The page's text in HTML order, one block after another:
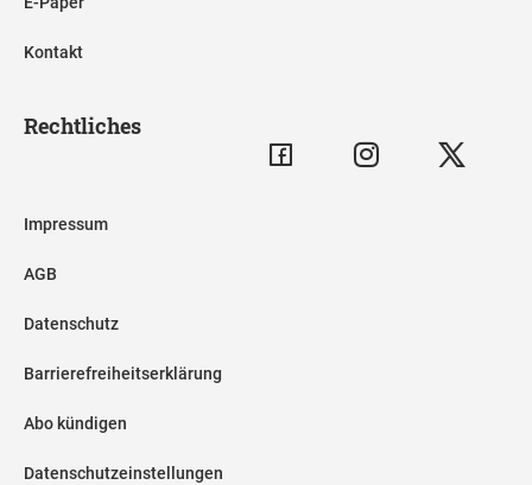
Kontakt
Rechtliches
Impressum
AGB
Datenschutz
Barrierefreiheitserklärung
Abo kündigen
Datenschutzeinstellungen